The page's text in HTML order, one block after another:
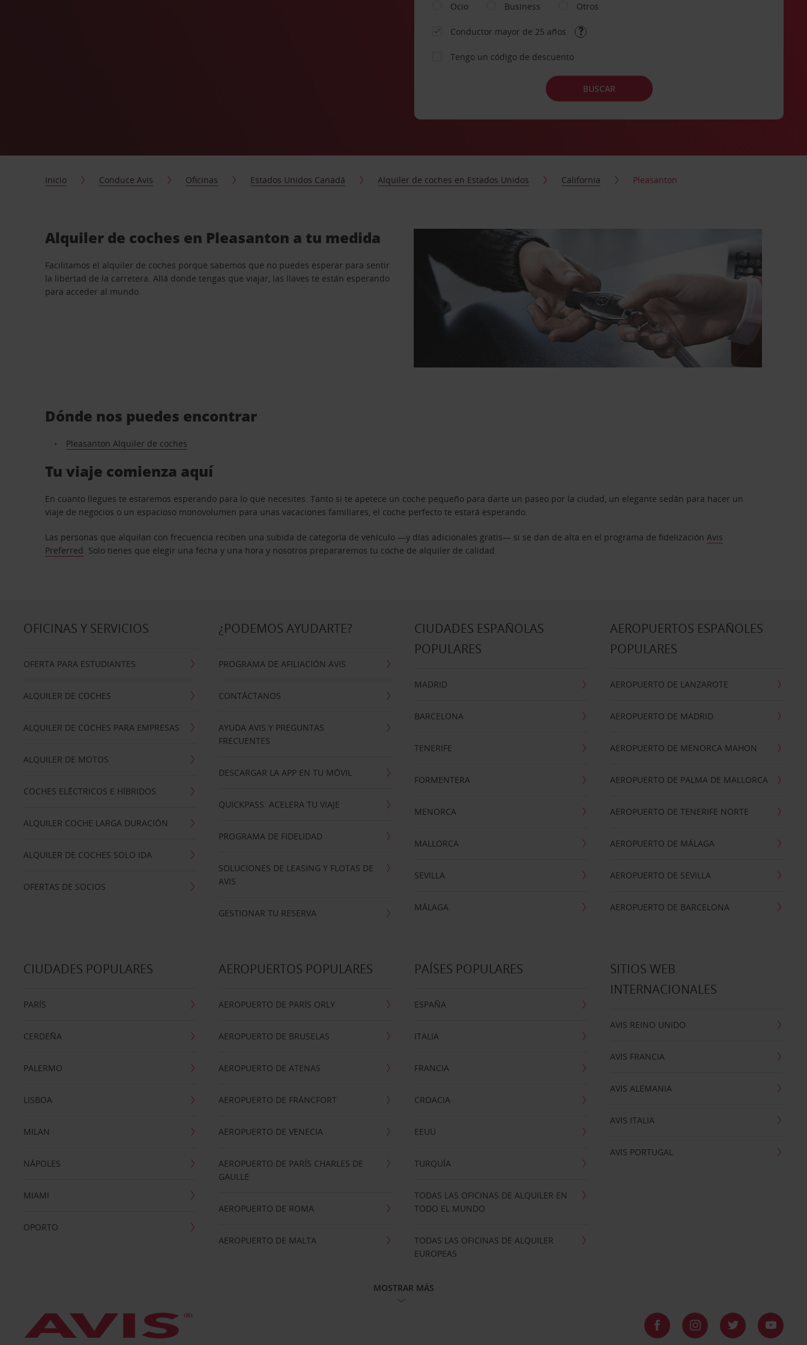
Ocio
Business Otros
Conductor mayor de 25 años
Tengo un código de descuento
BUSCAR
Inicio Conduce Avis Oficinas Estados Unidos Canadá Alquiler de coches en Estados Unidos California Pleasanton
Alquiler de coches en Pleasanton a tu medida
Facilitamos el alquiler de coches porque sabemos que no puedes esperar para sentir
la libertad de la carretera. Allá donde tengas que viajar, las llaves te están esperando
para acceder al mundo.
Dónde nos puedes encontrar
Pleasanton Alquiler de coches
Tu viaje comienza aquí
En cuanto llegues te estaremos esperando para lo que necesites. Tanto si te apetece un coche pequeño para darte un paseo por la ciudad, un elegante sedán para hacer un
viaje de negocios o un espacioso monovolumen para unas vacaciones familiares, el coche perfecto te estará esperando.
Las personas que alquilan con frecuencia reciben una subida de categoría de vehículo —y días adicionales gratis— si se dan de alta en el programa de fidelizaciónAvis
Preferred. Solo tienes que elegir una fecha y una hora y nosotros prepararemos tu coche de alquiler de calidad.
OFICINAS Y SERVICIOS
OFERTA PARA ESTUDIANTES
ALQUILER DE COCHES
ALQUILER DE COCHES PARA EMPRESAS
ALQUILER DE MOTOS
COCHES ELÉCTRICOS E HÍBRIDOS
ALQUILER COCHE LARGA DURACIÓN
ALQUILER DE COCHES SOLO IDA
OFERTAS DE SOCIOS
¿PODEMOS AYUDARTE?
PROGRAMA DE AFILIACIÓN AVIS
CONTÁCTANOS
AYUDA AVIS Y PREGUNTAS
FRECUENTES
DESCARGAR LA APP EN TU MÓVIL
QUICKPASS: ACELERA TU VIAJE
PROGRAMA DE FIDELIDAD
SOLUCIONES DE LEASING Y FLOTAS DE
AVIS
GESTIONAR TU RESERVA
CIUDADES ESPAÑOLAS
POPULARES
MADRID
BARCELONA
TENERIFE
FORMENTERA
MENORCA
MALLORCA
SEVILLA
MÁLAGA
AEROPUERTOS ESPAÑOLES
POPULARES
AEROPUERTO DE LANZAROTE
AEROPUERTO DE MADRID
AEROPUERTO DE MENORCA MAHON
AEROPUERTO DE PALMA DE MALLORCA
AEROPUERTO DE TENERIFE NORTE
AEROPUERTO DE MÁLAGA
AEROPUERTO DE SEVILLA
AEROPUERTO DE BARCELONA
CIUDADES POPULARES
PARÍS
CERDEÑA
PALERMO
LISBOA
MILAN
NÁPOLES
MIAMI
OPORTO
AEROPUERTOS POPULARES
AEROPUERTO DE PARÍS ORLY
AEROPUERTO DE BRUSELAS
AEROPUERTO DE ATENAS
AEROPUERTO DE FRÁNCFORT
AEROPUERTO DE VENECIA
AEROPUERTO DE PARÍS CHARLES DE
GAULLE
AEROPUERTO DE ROMA
AEROPUERTO DE MALTA
PAÍSES POPULARES
ESPAÑA
ITALIA
FRANCIA
CROACIA
EEUU
TURQUÍA
TODAS LAS OFICINAS DE ALQUILER EN
TODO EL MUNDO
TODAS LAS OFICINAS DE ALQUILER
EUROPEAS
SITIOS WEB
INTERNACIONALES
AVIS REINO UNIDO
AVIS FRANCIA
AVIS ALEMANIA
AVIS ITALIA
AVIS PORTUGAL
MOSTRAR MÁS